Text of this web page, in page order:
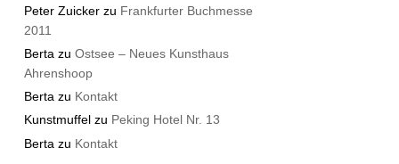
Peter Zuicker zu Frankfurter Buchmesse
2011
Berta zuOstsee – Neues Kunsthaus
Ahrenshoop
Berta zu Kontakt
Kunstmuffel zu Peking Hotel Nr. 13
Berta zu Kontakt